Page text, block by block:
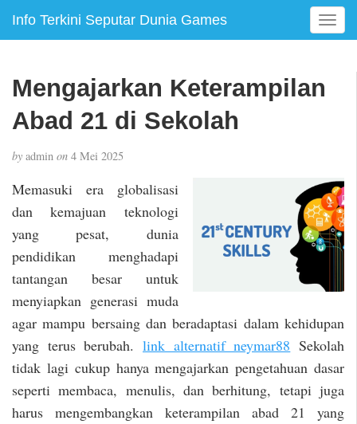
Info Terkini Seputar Dunia Games
T
o
i
g
a
t
i
Mengajarkan Keterampilan
Abad 21 di Sekolah
by admin on 4 Mei 2025
Memasuki era globalisasi
dan kemajuan teknologi
yang pesat, dunia
pendidikan menghadapi
tantangan besar untuk
menyiapkan generasi muda
agar mampu bersaing dan beradaptasi dalam kehidupan
yang terus berubah. link alternatif neymar88 Sekolah
tidak lagi cukup hanya mengajarkan pengetahuan dasar
seperti membaca, menulis, dan berhitung, tetapi juga
harus mengembangkan keterampilan abad 21 yang